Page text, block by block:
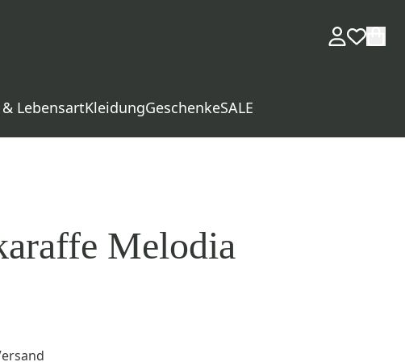
LebensartKleidungGeschenkeSALE
Melodia